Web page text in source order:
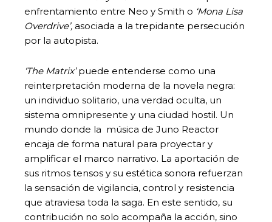
enfrentamiento entre Neo y Smith o ‘Mona Lisa
Overdrive’, asociada a la trepidante persecución
por la autopista.
‘The Matrix’puede entenderse como una
reinterpretación moderna de la novela negra:
un individuo solitario, una verdad oculta, un
sistema omnipresente y una ciudad hostil. Un
mundo donde la música de Juno Reactor
encaja de forma natural para proyectar y
amplificar el marco narrativo. La aportación de
sus ritmos tensos y su estética sonora refuerzan
la sensación de vigilancia, control y resistencia
que atraviesa toda la saga. En este sentido, su
contribución no solo acompaña la acción, sino